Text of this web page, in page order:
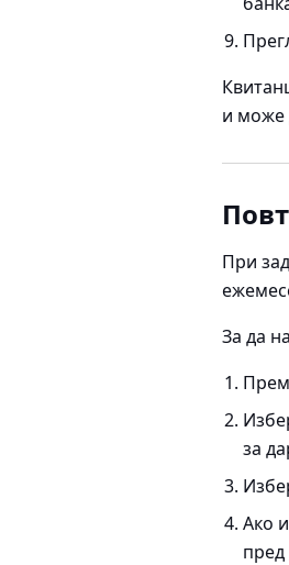
и може
При
За да
за
Ако
пред